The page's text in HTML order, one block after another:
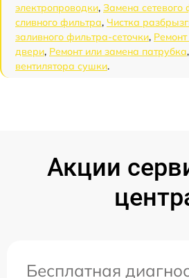
электропроводки, Замена сетевого
сливного фильтра, Чистка
заливного фильтра-сеточки,
двери, Ремонт или замена патрубка,
вентилятора сушки.
Акции
Бесплатная